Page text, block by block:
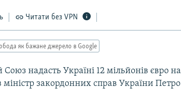
Читати без VPN
як бажане джерело в Google
надасть Україні 12 мільйонів євро
закордонних справ України